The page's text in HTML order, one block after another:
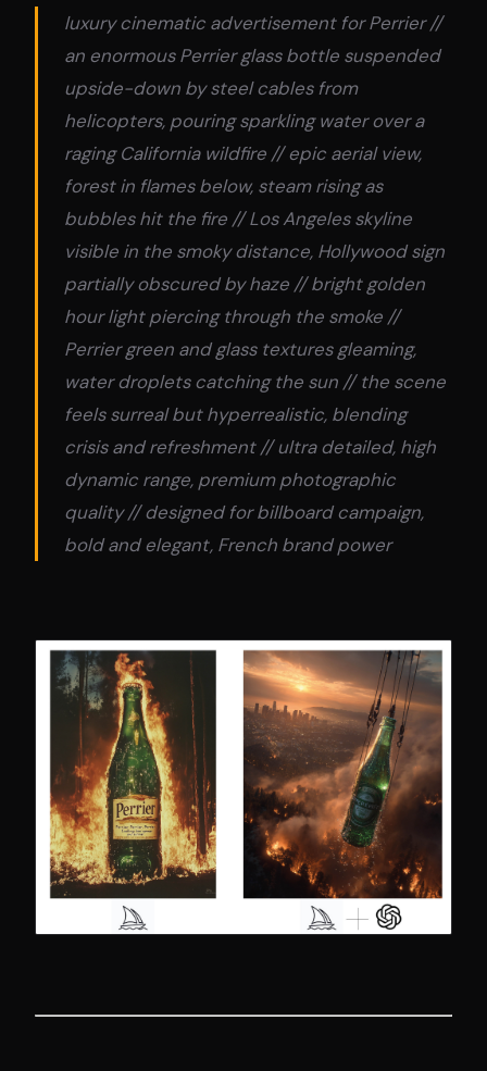
luxury cinematic advertisement for Perrier //
an enormous Perrier glass bottle suspended
upside-down by steel cables from
helicopters, pouring sparkling water over a
raging California wildfire // epic aerial view,
forest in flames below, steam rising as
bubbles hit the fire // Los Angeles skyline
visible in the smoky distance, Hollywood sign
partially obscured by haze // bright golden
hour light piercing through the smoke //
Perrier green and glass textures gleaming,
water droplets catching the sun // the scene
feels surreal but hyperrealistic, blending
crisis and refreshment // ultra detailed, high
dynamic range, premium photographic
quality // designed for billboard campaign,
bold and elegant, French brand power